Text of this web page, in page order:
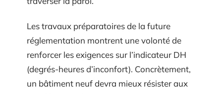
Les travaux préparatoires de la future
réglementation montrent une volonté de
renforcer les exigences sur l’indicateur DH
(degrés-heures d’inconfort). Concrètement,
un bâtiment neuf devra mieux résister aux